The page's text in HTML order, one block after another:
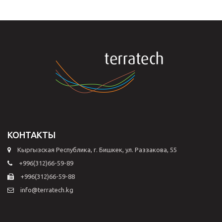
КОНТАКТЫ
Кыргызская Республика, г. Бишкек, ул. Раззакова, 55
+996(312)66-59-89
+996(312)66-59-88
info@terratech.kg